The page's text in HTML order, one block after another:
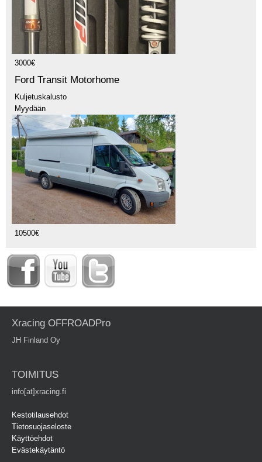
3000€
Ford Transit Motorhome
Kuljetuskalusto
Myydään
10500€
Xracing OFFROADPro
JH Finland Oy
TOIMITUS
info[at]xracing.fi
Kestotilausehdot
Tietosuojaseloste
Käyttöehdot
Evästekäytäntö